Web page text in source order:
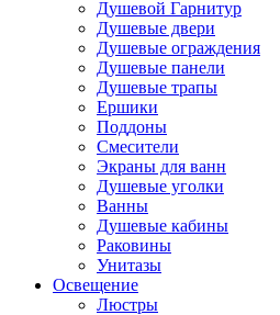
Душевой Гарнитур
Душевые двери
Душевые ограждения
Душевые панели
Душевые трапы
Ершики
Поддоны
Смесители
Экраны для ванн
Душевые уголки
Ванны
Душевые кабины
Раковины
Унитазы
Освещение
Люстры